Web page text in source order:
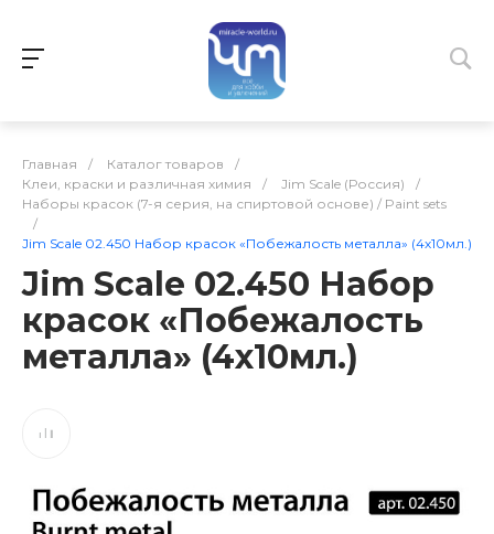
Главная / Каталог товаров
/
Клеи, краски и различная химия
/ Jim Scale (Россия)
/
Наборы красок (7-я серия, на спиртовой основе) / Paint sets
/
Jim Scale 02.450 Набор красок «Побежалость металла» (4х10мл.)
Jim Scale 02.450 Набор
красок «Побежалость
металла» (4х10мл.)